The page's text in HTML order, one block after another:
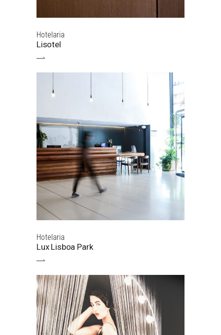
Hotelaria
Lisotel
Hotelaria
Lux Lisboa Park